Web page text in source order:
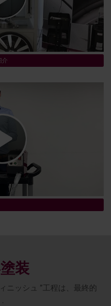
介
装
ニッシュ ”工程は、最終的